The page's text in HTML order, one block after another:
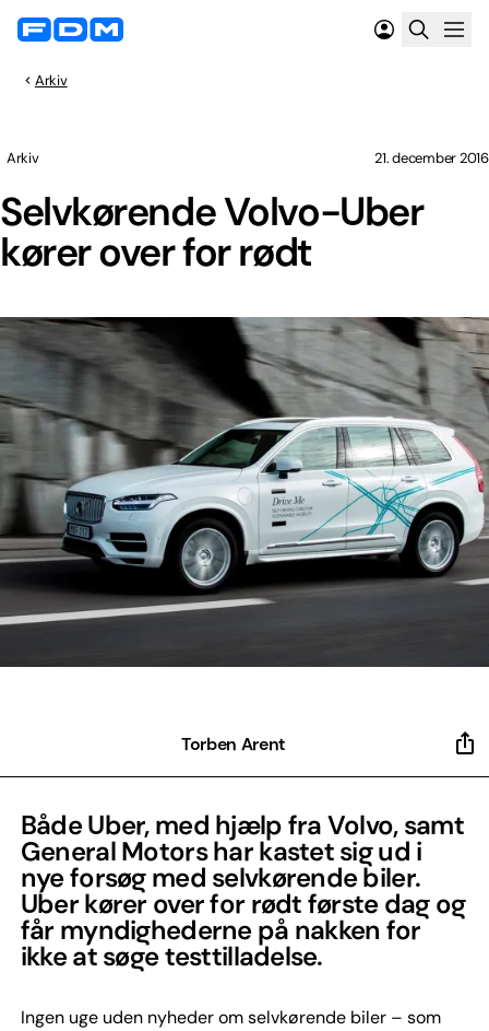
Arkiv
Selvkørende Volvo-Uber
kører over for rødt
Arkiv 21. december 2016
Torben Arent
Både Uber, med hjælp fra Volvo, samt
General Motors har kastet sig ud i
nye forsøg med selvkørende biler.
Uber kører over for rødt første dag og
får myndighederne på nakken for
ikke at søge testtilladelse.
Ingen uge uden nyheder om selvkørende biler – som